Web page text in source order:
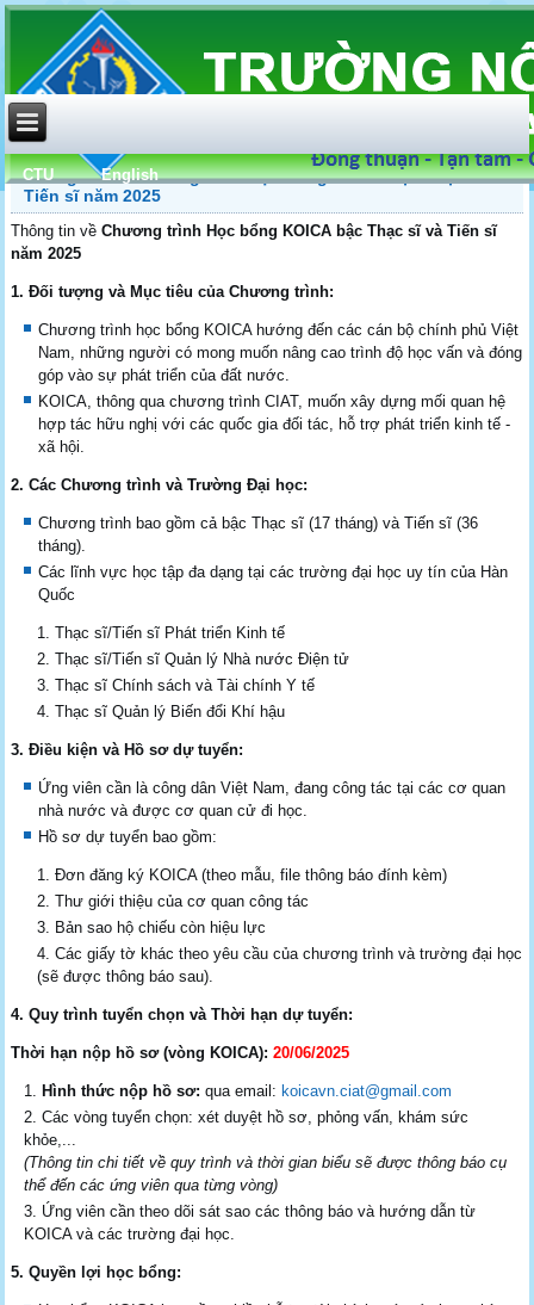
CTU English
Thông tin về Chương trình Học bổng KOICA bậc Thạc sĩ và
Tiến sĩ năm 2025
Thông tin vềChương trình Học bổng KOICA bậc Thạc sĩ và Tiến sĩ
năm 2025
1. Đối tượng và Mục tiêu của Chương trình:
Chương trình học bổng KOICA hướng đến các cán bộ chính phủ Việt
Nam, những người có mong muốn nâng cao trình độ học vấn và đóng
góp vào sự phát triển của đất nước.
KOICA, thông qua chương trình CIAT, muốn xây dựng mối quan hệ
hợp tác hữu nghị với các quốc gia đối tác, hỗ trợ phát triển kinh tế -
xã hội.
2. Các Chương trình và Trường Đại học:
Chương trình bao gồm cả bậc Thạc sĩ (17 tháng) và Tiến sĩ (36
tháng).
Các lĩnh vực học tập đa dạng tại các trường đại học uy tín của Hàn
Quốc
Thạc sĩ/Tiến sĩ Phát triển Kinh tế
Thạc sĩ/Tiến sĩ Quản lý Nhà nước Điện tử
Thạc sĩ Chính sách và Tài chính Y tế
Thạc sĩ Quản lý Biến đổi Khí hậu
3. Điều kiện và Hồ sơ dự tuyển:
Ứng viên cần là công dân Việt Nam, đang công tác tại các cơ quan
nhà nước và được cơ quan cử đi học.
Hồ sơ dự tuyển bao gồm:
Đơn đăng ký KOICA (theo mẫu, file thông báo đính kèm)
Thư giới thiệu của cơ quan công tác
Bản sao hộ chiếu còn hiệu lực
Các giấy tờ khác theo yêu cầu của chương trình và trường đại học
(sẽ được thông báo sau).
4. Quy trình tuyển chọn và Thời hạn dự tuyển:
Thời hạn nộp hồ sơ (vòng KOICA): 20/06/2025
Hình thức nộp hồ sơ: qua email: koicavn.ciat@gmail.com
Các vòng tuyển chọn: xét duyệt hồ sơ, phỏng vấn, khám sức
khỏe,...
(Thông tin chi tiết về quy trình và thời gian biểu sẽ được thông báo cụ
thể đến các ứng viên qua từng vòng)
Ứng viên cần theo dõi sát sao các thông báo và hướng dẫn từ
KOICA và các trường đại học.
5. Quyền lợi học bổng: